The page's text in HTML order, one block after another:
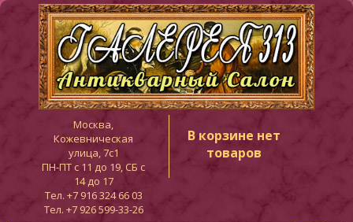
Москва,
Кожевническая
улица, 7с1
ПН-ПТ c 11 до 19, СБ с
14 до 17
Тел. +7 916 324 66 03
Тел. +7 926 599-33-26
В корзине нет
товаров